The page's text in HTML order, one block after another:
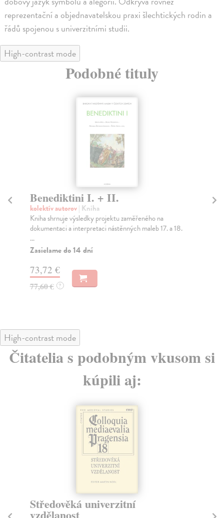
reprezentační a objednavatelskou praxi šlechtických rodin a
řádů spojenou s univerzitními studii.
High-contrast mode
Podobné tituly
Benediktini I. + II.
kolektív autorov| Kniha
Kniha shrnuje výsledky projektu zaměřeného na
dokumentaci a interpretaci nástěnných maleb 17. a 18.
...
Zasielame do 14 dní
73,72 €
77,60 € ?
High-contrast mode
Čitatelia s podobným vkusom si
kúpili aj:
Středověká univerzitní